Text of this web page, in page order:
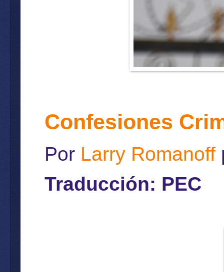
Confesiones
Por Larry Romanoff
Traducción: PEC